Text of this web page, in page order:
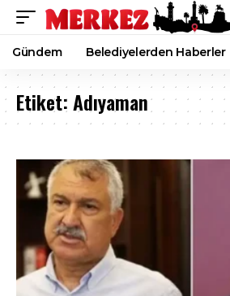
Gündem Belediyelerden Haberler
Etiket:Adıyaman